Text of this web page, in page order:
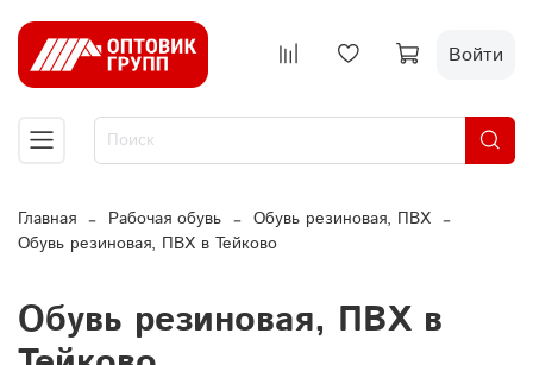
Войти
Главная Рабочая обувь
Обувь резиновая, ПВХ
Обувь резиновая, ПВХ в Тейково
Обувь резиновая, ПВХ в